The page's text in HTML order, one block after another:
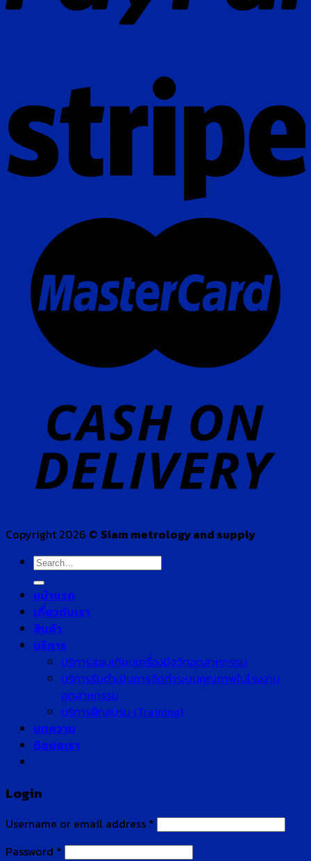
Copyright 2026 © Siam metrology and supply
Search
for:
หน้าแรก
เกี่ยวกับเรา
สินค้า
บริการ
บริการสอบเทียบเครื่องมือวัดอุตสาหกรรม
บริการรับดำเนินการจัดทำระบบคุณภาพในโรงงาน
อุตสาหกรรม
บริการฝึกอบรม (Training)
บทความ
ติดต่อเรา
Login
Username or email address *
Password *